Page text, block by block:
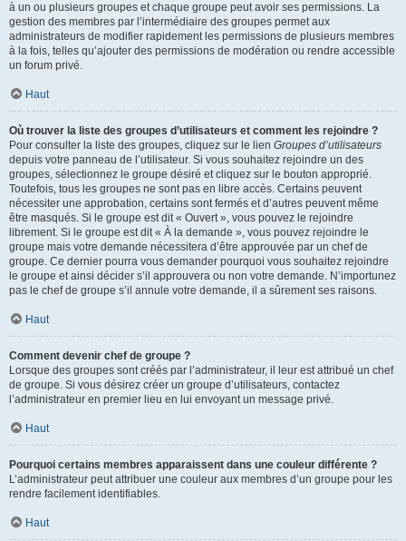
à un ou plusieurs groupes et chaque groupe peut avoir ses permissions. La
gestion des membres par l’intermédiaire des groupes permet aux
administrateurs de modifier rapidement les permissions de plusieurs membres
à la fois, telles qu’ajouter des permissions de modération ou rendre accessible
un forum privé.
Haut
Où trouver la liste des groupes d’utilisateurs et comment les rejoindre ?
Pour consulter la liste des groupes, cliquez sur le lien Groupes d’utilisateurs
depuis votre panneau de l’utilisateur. Si vous souhaitez rejoindre un des
groupes, sélectionnez le groupe désiré et cliquez sur le bouton approprié.
Toutefois, tous les groupes ne sont pas en libre accès. Certains peuvent
nécessiter une approbation, certains sont fermés et d’autres peuvent même
être masqués. Si le groupe est dit « Ouvert », vous pouvez le rejoindre
librement. Si le groupe est dit « À la demande », vous pouvez rejoindre le
groupe mais votre demande nécessitera d’être approuvée par un chef de
groupe. Ce dernier pourra vous demander pourquoi vous souhaitez rejoindre
le groupe et ainsi décider s’il approuvera ou non votre demande. N’importunez
pas le chef de groupe s’il annule votre demande, il a sûrement ses raisons.
Haut
Comment devenir chef de groupe ?
Lorsque des groupes sont créés par l’administrateur, il leur est attribué un chef
de groupe. Si vous désirez créer un groupe d’utilisateurs, contactez
l’administrateur en premier lieu en lui envoyant un message privé.
Haut
Pourquoi certains membres apparaissent dans une couleur différente ?
L’administrateur peut attribuer une couleur aux membres d’un groupe pour les
rendre facilement identifiables.
Haut